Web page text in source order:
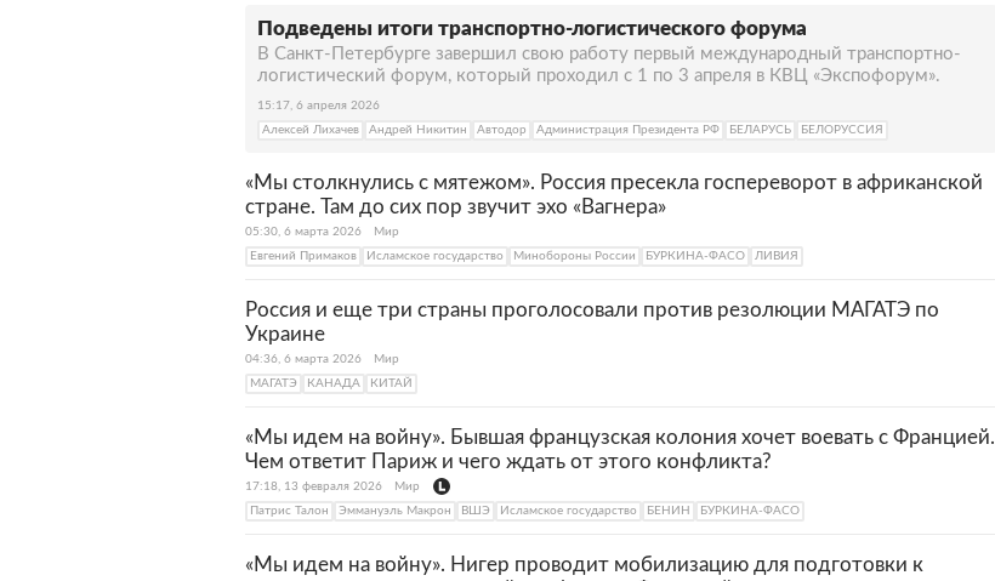
Подведены итоги транспортно-логистического форума
В Санкт-Петербурге завершил свою работу первый международный транспортно-
логистический форум, который проходил с 1 по 3 апреля в КВЦ «Экспофорум».
15:17, 6 апреля 2026
Алексей Лихачев
Андрей Никитин Автодор Администрация Президента РФ БЕЛАРУСЬ БЕЛОРУССИЯ
«Мы столкнулись с мятежом». Россия пресекла госпереворот в африканской
стране. Там до сих пор звучит эхо «Вагнера»
05:30, 6 марта 2026
Мир
Евгений Примаков
Исламское государство Минобороны России БУРКИНА-ФАСО ЛИВИЯ
Россия и еще три страны проголосовали против резолюции МАГАТЭ по
Украине
04:36, 6 марта 2026
Мир
МАГАТЭ
КАНАДА КИТАЙ
«Мы идем на войну». Бывшая французская колония хочет воевать с Францией.
Чем ответит Париж и чего ждать от этого конфликта?
17:18, 13 февраля 2026
Мир
Патрис Талон
Эммануэль Макрон ВШЭ Исламское государство БЕНИН БУРКИНА-ФАСО
«Мы идем на войну». Нигер проводит мобилизацию для подготовки к